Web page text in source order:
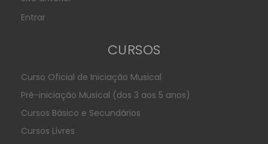
Entrar
CURSOS
Curso Oficial de Iniciação Musical
Pré-iniciação Musical (dos 3 aos 5 anos)
Cursos Básico e Secundários
Cursos Livres